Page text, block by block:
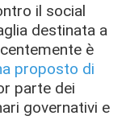
il social
destinata a
è
proposto di
parte dei
governativi e